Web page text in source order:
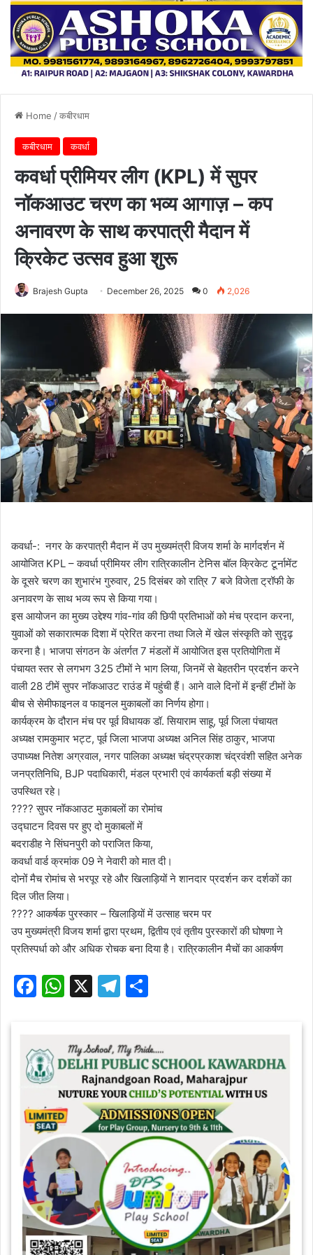
Home /कबीरधाम
कबीरधाम कवर्धा
कवर्धा प्रीमियर लीग (KPL) में सुपर
नॉकआउट चरण का भव्य आगाज़ – कप
अनावरण के साथ करपात्री मैदान में
क्रिकेट उत्सव हुआ शुरू
Brajesh Gupta December 26, 2025 0 2,026
कवर्धा-: नगर के करपात्री मैदान में उप मुख्यमंत्री विजय शर्मा के मार्गदर्शन में
आयोजित KPL – कवर्धा प्रीमियर लीग रात्रिकालीन टेनिस बॉल क्रिकेट टूर्नामेंट
के दूसरे चरण का शुभारंभ गुरुवार, 25 दिसंबर को रात्रि 7 बजे विजेता ट्रॉफी के
अनावरण के साथ भव्य रूप से किया गया।
इस आयोजन का मुख्य उद्देश्य गांव-गांव की छिपी प्रतिभाओं को मंच प्रदान करना,
युवाओं को सकारात्मक दिशा में प्रेरित करना तथा जिले में खेल संस्कृति को सुदृढ़
करना है। भाजपा संगठन के अंतर्गत 7 मंडलों में आयोजित इस प्रतियोगिता में
पंचायत स्तर से लगभग 325 टीमों ने भाग लिया, जिनमें से बेहतरीन प्रदर्शन करने
वाली 28 टीमें सुपर नॉकआउट राउंड में पहुंची हैं। आने वाले दिनों में इन्हीं टीमों के
बीच से सेमीफाइनल व फाइनल मुकाबलों का निर्णय होगा।
कार्यक्रम के दौरान मंच पर पूर्व विधायक डॉ. सियाराम साहू, पूर्व जिला पंचायत
अध्यक्ष रामकुमार भट्ट, पूर्व जिला भाजपा अध्यक्ष अनिल सिंह ठाकुर, भाजपा
उपाध्यक्ष नितेश अग्रवाल, नगर पालिका अध्यक्ष चंद्रप्रकाश चंद्रवंशी सहित अनेक
जनप्रतिनिधि, BJP पदाधिकारी, मंडल प्रभारी एवं कार्यकर्ता बड़ी संख्या में
उपस्थित रहे।
???? सुपर नॉकआउट मुकाबलों का रोमांच
उद्घाटन दिवस पर हुए दो मुकाबलों में
बदराडीह ने सिंघनपुरी को पराजित किया,
कवर्धा वार्ड क्रमांक 09 ने नेवारी को मात दी।
दोनों मैच रोमांच से भरपूर रहे और खिलाड़ियों ने शानदार प्रदर्शन कर दर्शकों का
दिल जीत लिया।
???? आकर्षक पुरस्कार – खिलाड़ियों में उत्साह चरम पर
उप मुख्यमंत्री विजय शर्मा द्वारा प्रथम, द्वितीय एवं तृतीय पुरस्कारों की घोषणा ने
प्रतिस्पर्धा को और अधिक रोचक बना दिया है। रात्रिकालीन मैचों का आकर्षण
F
e
b
o
k
W
s
A
p
p
X
T
gr
a
m
e